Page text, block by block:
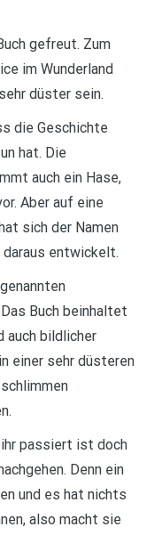
gefreut. Zum
im Wunderland
düster sein.
die Geschichte
hat. Die
auch ein Hase,
Aber auf eine
sich der Namen
daraus entwickelt.
Buch beinhaltet
auch bildlicher
einer sehr düsteren
passiert ist doch
Denn ein
und es hat nichts
also macht sie